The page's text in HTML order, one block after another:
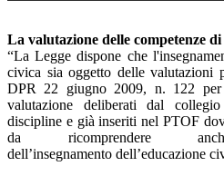
La valutazione delle competenze
“La Legge dispone che
civica sia oggetto delle valutazioni
DPR 22 giugno 2009, n. 122
valutazione deliberati dal
discipline e già inseriti nel PTOF
da ricomprendere
dell’insegnamento dell’educazione